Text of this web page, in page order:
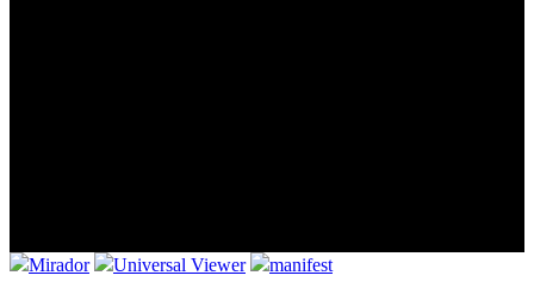
Mirador Universal Viewer manifest